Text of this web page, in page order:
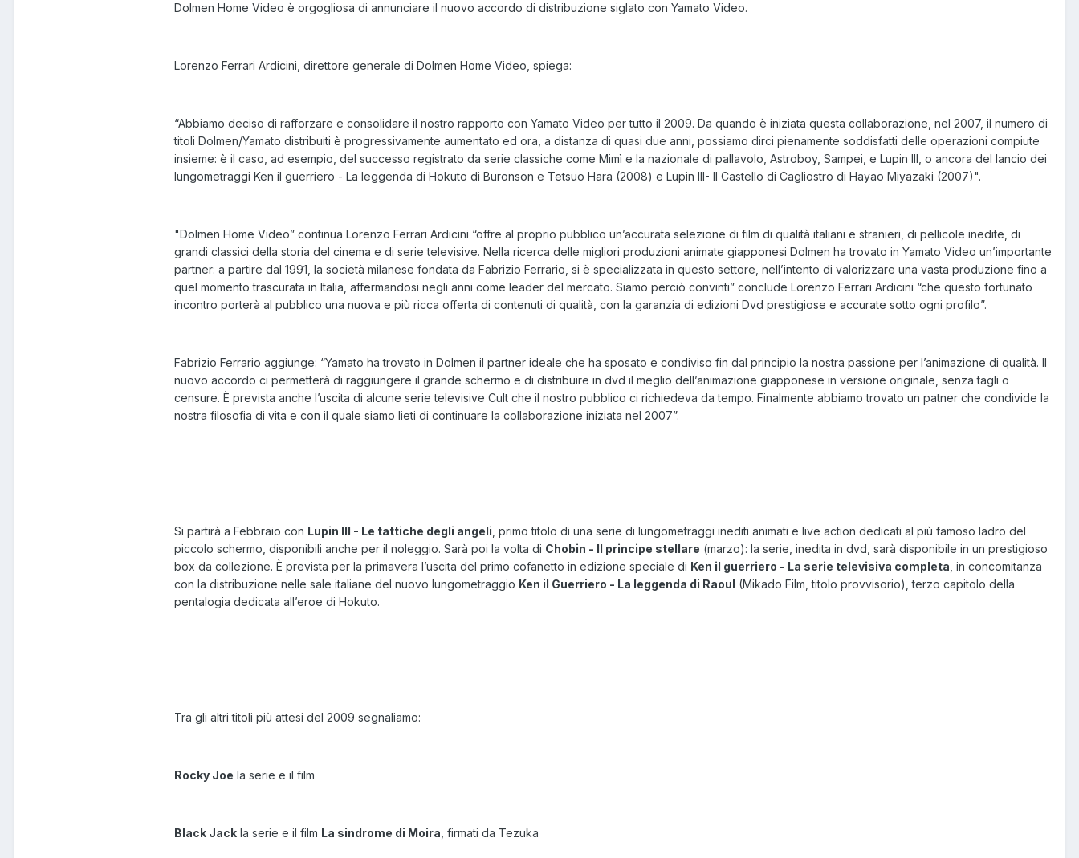
Dolmen Home Video è orgogliosa di annunciare il nuovo accordo di distribuzione siglato con Yamato Video.
Lorenzo Ferrari Ardicini, direttore generale di Dolmen Home Video, spiega:
“Abbiamo deciso di rafforzare e consolidare il nostro rapporto con Yamato Video per tutto il 2009. Da quando è iniziata questa collaborazione, nel 2007, il numero di
titoli Dolmen/Yamato distribuiti è progressivamente aumentato ed ora, a distanza di quasi due anni, possiamo dirci pienamente soddisfatti delle operazioni compiute
insieme: è il caso, ad esempio, del successo registrato da serie classiche come Mimì e la nazionale di pallavolo, Astroboy, Sampei, e Lupin III, o ancora del lancio dei
lungometraggi Ken il guerriero - La leggenda di Hokuto di Buronson e Tetsuo Hara (2008) e Lupin III- Il Castello di Cagliostro di Hayao Miyazaki (2007)".
"Dolmen Home Video” continua Lorenzo Ferrari Ardicini “offre al proprio pubblico un’accurata selezione di film di qualità italiani e stranieri, di pellicole inedite, di
grandi classici della storia del cinema e di serie televisive. Nella ricerca delle migliori produzioni animate giapponesi Dolmen ha trovato in Yamato Video un’importante
partner: a partire dal 1991, la società milanese fondata da Fabrizio Ferrario, si è specializzata in questo settore, nell’intento di valorizzare una vasta produzione fino a
quel momento trascurata in Italia, affermandosi negli anni come leader del mercato. Siamo perciò convinti” conclude Lorenzo Ferrari Ardicini “che questo fortunato
incontro porterà al pubblico una nuova e più ricca offerta di contenuti di qualità, con la garanzia di edizioni Dvd prestigiose e accurate sotto ogni profilo”.
Fabrizio Ferrario aggiunge: “Yamato ha trovato in Dolmen il partner ideale che ha sposato e condiviso fin dal principio la nostra passione per l’animazione di qualità. Il
nuovo accordo ci permetterà di raggiungere il grande schermo e di distribuire in dvd il meglio dell’animazione giapponese in versione originale, senza tagli o
censure. È prevista anche l’uscita di alcune serie televisive Cult che il nostro pubblico ci richiedeva da tempo. Finalmente abbiamo trovato un patner che condivide la
nostra filosofia di vita e con il quale siamo lieti di continuare la collaborazione iniziata nel 2007”.
Si partirà a Febbraio con Lupin III - Le tattiche degli angeli , primo titolo di una serie di lungometraggi inediti animati e live action dedicati al più famoso ladro del
piccolo schermo, disponibili anche per il noleggio. Sarà poi la volta di Chobin - Il principe stellare (marzo): la serie, inedita in dvd, sarà disponibile in un prestigioso
box da collezione. È prevista per la primavera l’uscita del primo cofanetto in edizione speciale di Ken il guerriero - La serie televisiva completa , in concomitanza
con la distribuzione nelle sale italiane del nuovo lungometraggio Ken il Guerriero - La leggenda di Raoul (Mikado Film, titolo provvisorio), terzo capitolo della
pentalogia dedicata all’eroe di Hokuto.
Tra gli altri titoli più attesi del 2009 segnaliamo:
Rocky Joe la serie e il film
Black Jack la serie e il film La sindrome di Moira , firmati da Tezuka